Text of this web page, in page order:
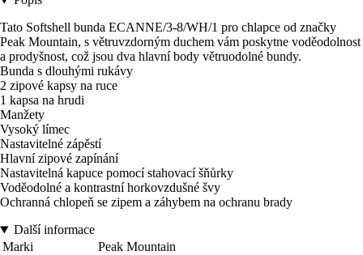
Tato Softshell bunda ECANNE/3-8/WH/1 pro chlapce od značky
Peak Mountain, s větruvzdorným duchem vám poskytne voděodolnost
a prodyšnost, což jsou dva hlavní body větruodolné bundy.
Bunda s dlouhými rukávy
2 zipové kapsy na ruce
1 kapsa na hrudi
Manžety
Vysoký límec
Nastavitelné zápěstí
Hlavní zipové zapínání
Nastavitelná kapuce pomocí stahovací šňůrky
Voděodolné a kontrastní horkovzdušné švy
Ochranná chlopeň se zipem a záhybem na ochranu brady
Další informace
Marki
Peak Mountain